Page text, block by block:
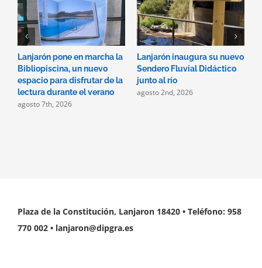
Lanjarón pone en marcha la
Bibliopiscina, un nuevo
espacio para disfrutar de la
lectura durante el verano
agosto 7th, 2026
Lanjarón inaugura su nuevo
Sendero Fluvial Didáctico
junto al río
agosto 2nd, 2026
Plaza de la Constitución, Lanjaron 18420 • Teléfono: 958
770 002 • lanjaron@dipgra.es